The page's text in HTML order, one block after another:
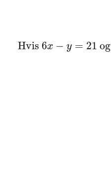
Hvis 6x − y = 21 og
Hvis 6x =21 og6y